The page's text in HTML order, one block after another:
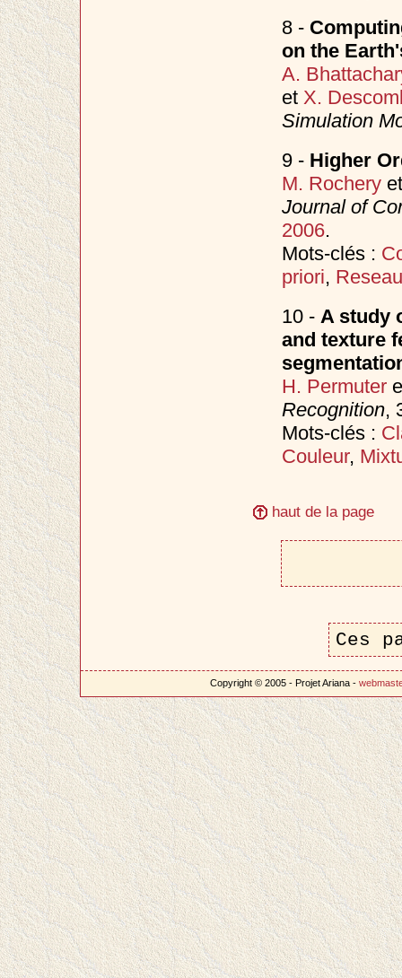
8 -
on the
A.
et X.
Simulation
9 - Higher
M. Rochery
Journal of
2006.
Mots-clés :
priori,
10 - A study
and texture
H. Permuter
Recognition,
Mots-clés :
Couleur,
haut de la page
Ces
Copyright © 2005 - Projet Ariana -